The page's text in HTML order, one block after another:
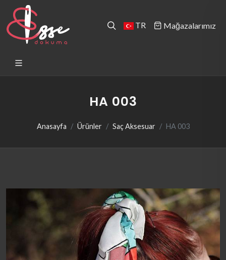
TR Mağazalarımız
HA 003
Anasayfa Ürünler Saç Aksesuar HA 003